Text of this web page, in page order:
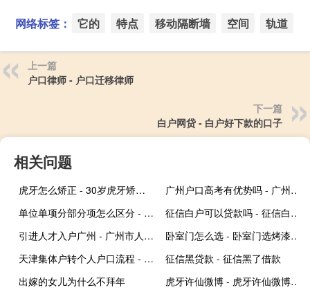
网络标签： 它的 特点 移动隔断墙 空间 轨道
上一篇
户口律师 - 户口迁移律师
下一篇
白户网贷 - 白户好下款的口子
相关问题
虎牙怎么矫正 - 30岁虎牙矫正的最好方法
广州户口高考有优势吗 - 广州户口考广州大学有优势吗
单位单项分部分项怎么区分 - 通俗 单项 单位 分部 分项
征信白户可以贷款吗 - 征信白户什么意思?
引进人才入户广州 - 广州市人才引进入户
卧室门怎么选 - 卧室门选烤漆还是免漆
天津集体户转个人户口流程 - 天津集体户口流程
征信黑贷款 - 征信黑了借款
出嫁的女儿为什么不拜年
虎牙许仙微博 - 虎牙许仙微博动态